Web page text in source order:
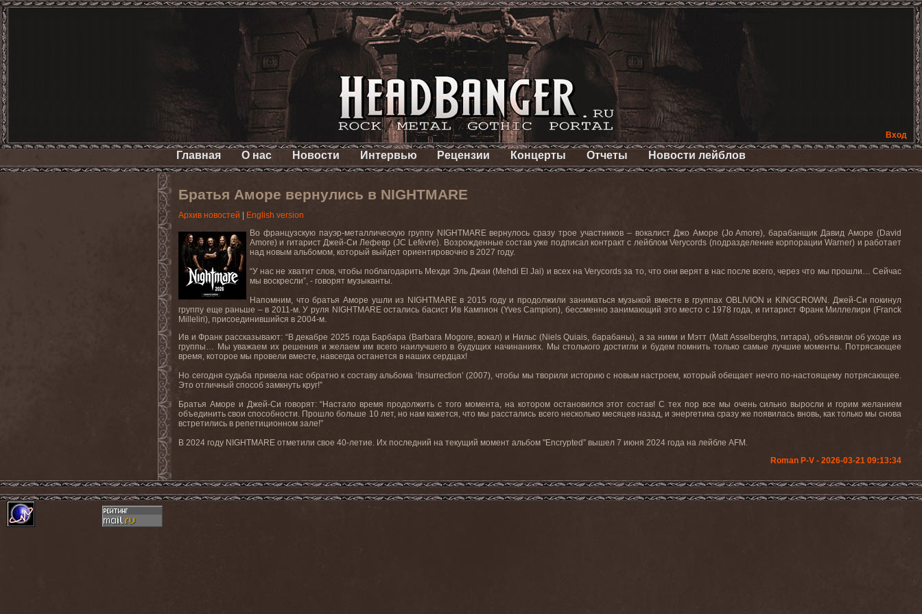
Вход
Главная О нас Новости Интервью Рецензии Концерты Отчеты Новости лейблов
Братья Аморе вернулись в NIGHTMARE
Архив новостей
English version
Во французскую пауэр-металлическую группу NIGHTMARE вернулось сразу трое участников – вокалист Джо Аморе (Jo Amore), барабанщик Давид Аморе (David
Amore) и гитарист Джей-Си Лефевр (JC Lefèvre). Возрожденные состав уже подписал контракт с лейбломVerycords (подразделение корпорацииWarner) и работает
над новым альбомом, который выйдет ориентировочно в 2027 году.
“У нас не хватит слов, чтобы поблагодарить Мехди Эль Джаи (Mehdi El Jai) и всех наVerycords за то, что они верят в нас после всего, через что мы прошли… Сейчас
мы воскресли”, - говорят музыканты.
Напомним, что братья Аморе ушли из NIGHTMARE в 2015 году и продолжили заниматься музыкой вместе в группах OBLIVION и KINGCROWN. Джей-Си покинул
группу еще раньше –в 2011-м.У руля NIGHTMARE остались басист Ив Кампион (Yves Campion), бессменно занимающий это место с 1978 года, и гитарист Франк Миллелири (Franck
Milleliri), присоединившийся в 2004-м.
Ив и Франк рассказывают: “В декабре 2025 года Барбара (Barbara Mogore, вокал) и Нильс (Niels Quiais, барабаны), а за ними и Мэтт (Matt Asselberghs, гитара), объявили об уходе из
группы… Мы уважаем их решения и желаем им всего наилучшего в будущих начинаниях. Мы столького достигли и будем помнить только самые лучшие моменты. Потрясающее
время, которое мы провели вместе, навсегда останется в наших сердцах!
Но сегодня судьба привела нас обратно к составу альбома ‘ Insurrection’ (2007), чтобы мы творили историю с новым настроем, который обещает нечто по-настоящему потрясающее.
Это отличный способ замкнуть круг!”
Братья Аморе и Джей-Си говорят: “Настало время продолжить с того момента, на котором остановился этот состав! С тех пор все мы очень сильно выросли и горим желанием
объединить свои способности. Прошло больше 10 лет, но нам кажется, что мы расстались всего несколько месяцев назад, и энергетика сразу же появилась вновь, как только мы снова
встретились в репетиционном зале!”
В 2024 году NIGHTMARE отметили свое 40-летие. Их последний на текущий момент альбом "Encrypted” вышел 7 июня 2024 года на лейбле AFM.
Roman P-V - 2026-03-21 09:13:34